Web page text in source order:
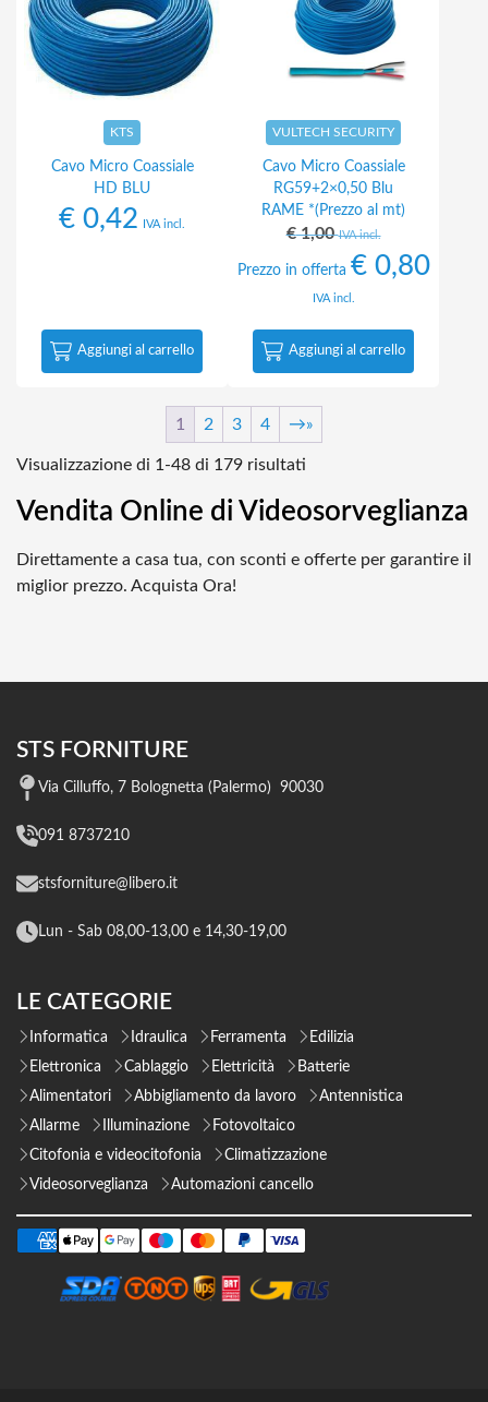
KTS
Cavo Micro Coassiale
HD BLU
€ 0,42 IVA incl.
Aggiungi al carrello
VULTECH SECURITY
Cavo Micro Coassiale
RG59+2×0,50 Blu
RAME *(Prezzo al mt)
€1,00 IVA incl.
Prezzo in offerta €0,80
IVA incl.
Aggiungi al carrello
1 2 3 4 →
Visualizzazione di 1-48 di 179 risultati
Vendita Online di Videosorveglianza
Direttamente a casa tua, con sconti e offerte per garantire il
miglior prezzo. Acquista Ora!
STS FORNITURE
Via Cilluffo, 7 Bolognetta (Palermo) 90030
091 8737210
stsforniture@libero.it
Lun - Sab 08,00-13,00 e 14,30-19,00
LE CATEGORIE
Informatica Idraulica Ferramenta
Edilizia
Elettronica
Cablaggio Elettricità
Batterie
Alimentatori
Abbigliamento da lavoro
Antennistica
Allarme
Illuminazione
Fotovoltaico
Citofonia e videocitofonia
Climatizzazione
Videosorveglianza
Automazioni cancello